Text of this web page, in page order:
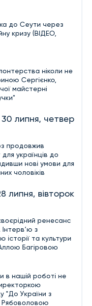
до Сеути через
кризу (ВІДЕО,
ніколи не
Сергієнко,
майстерні
30 липня, четвер
продовжив
українців до
нові умови для
чоловіків
липня, вівторок
ренесанс
Інтерв’ю з
та культури
Багіровою
нашій роботі не
"До України з